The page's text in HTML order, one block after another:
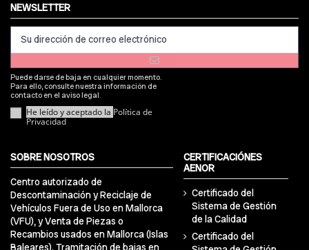
NEWSLETTER
Puede darse de baja en cualquier momento.
Para ello, consulte nuestra información de
contacto en el aviso legal.
He leído y aceptado la Política de
Privacidad
SOBRE NOSOTROS
Centro autorizado de
Descontaminación y Reciclaje de
Vehículos Fuera de Uso en Mallorca
(VFU), y Venta de Piezas o
Recambios usados en Mallorca (Islas
Baleares). Tramitación de bajas en
CERTIFICACIÓNES
AENOR
Certificado del
Sistema de Gestión
de la Calidad
Certificado del